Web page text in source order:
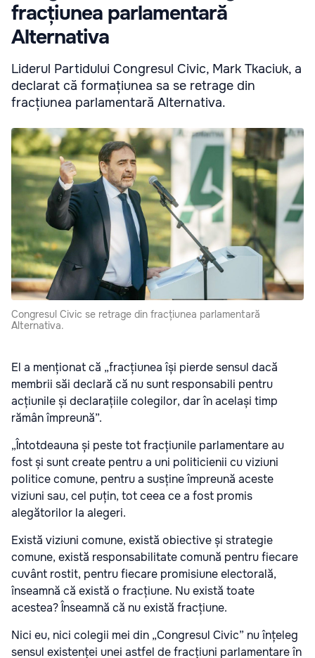
fracțiunea parlamentară
Alternativa
Liderul Partidului Congresul Civic, Mark Tkaciuk, a
declarat că formațiunea sa se retrage din
fracțiunea parlamentară Alternativa.
Congresul Civic se retrage din fracțiunea parlamentară
Alternativa.
El a menționat că „fracțiunea își pierde sensul dacă
membrii săi declară că nu sunt responsabili pentru
acțiunile și declarațiile colegilor, dar în același timp
rămân împreună”.
„Întotdeauna și peste tot fracțiunile parlamentare au
fost și sunt create pentru a uni politicienii cu viziuni
politice comune, pentru a susține împreună aceste
viziuni sau, cel puțin, tot ceea ce a fost promis
alegătorilor la alegeri.
Există viziuni comune, există obiective și strategie
comune, există responsabilitate comună pentru fiecare
cuvânt rostit, pentru fiecare promisiune electorală,
înseamnă că există o fracțiune. Nu există toate
acestea? Înseamnă că nu există fracțiune.
Nici eu, nici colegii mei din „Congresul Civic” nu înțeleg
sensul existenței unei astfel de fracțiuni parlamentare în